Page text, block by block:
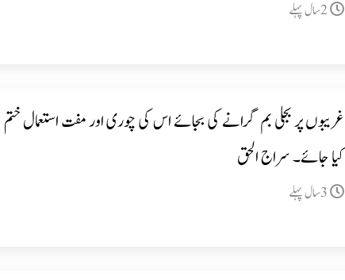
غریبوں پر بجلی بم گرانے کی بجائے اس کی چوری اور مفت استعمال ختم
کیا جائے۔ سراج الحق